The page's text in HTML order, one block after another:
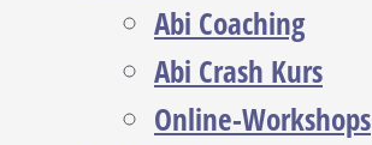
Abi Coaching
Abi Crash Kurs
Online-Workshops